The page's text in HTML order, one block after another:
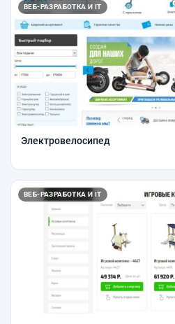
ВЕБ-РАЗРАБОТКА И IT
Электровелосипед
ВЕБ-РАЗРАБОТКА И IT